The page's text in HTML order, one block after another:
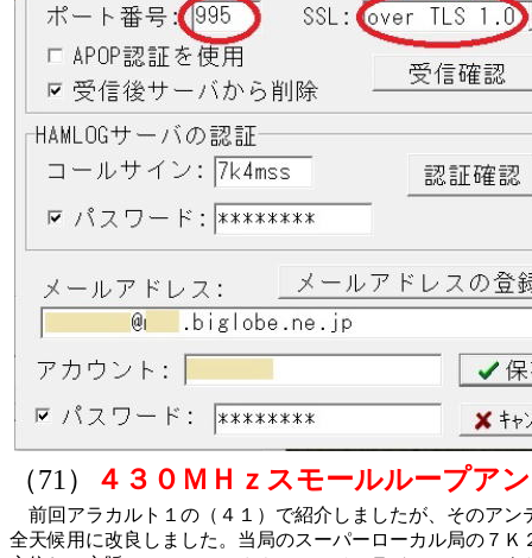
（71） ４３０ＭＨｚスモールループア
前回アラカルト１の（４１）で紹介しましたが、そのアン
全天候用に改良しました。当局のスーパーローカル局の７Ｋ